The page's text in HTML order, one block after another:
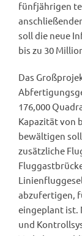
fünfjährigen
soll die neue
bis zu 30
Das
176,000
Kapazität von
bewältigen
zusätzliche
abzufertigen,
eingeplant ist.
und